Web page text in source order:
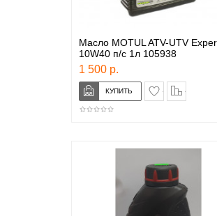
Масло MOTUL ATV-UTV
10W40 п/с 1л 105938
1 500 р.
в закладки